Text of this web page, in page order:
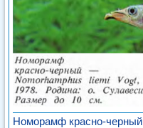
Номорамф красно-черный